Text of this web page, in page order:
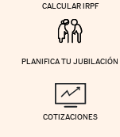
CALCULAR IRPF
PLANIFICA TU JUBILACIÓN
COTIZACIONES